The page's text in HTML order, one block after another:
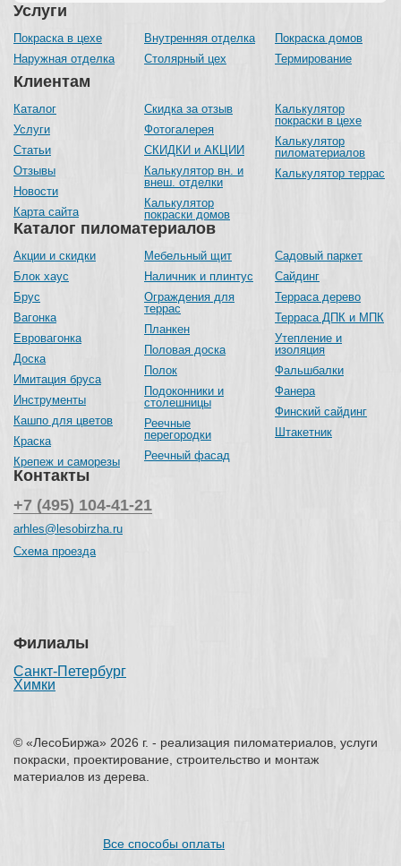
Каталог пиломатериалов
Акции и скидки
Блок хаус
Брус
Вагонка
Евровагонка
Доска
Имитация бруса
Инструменты
Кашпо для цветов
Краска
Крепеж и саморезы
Мебельный щит
Наличник и плинтус
Ограждения для
террас
Планкен
Половая доска
Полок
Подоконники и
столешницы
Реечные
перегородки
Реечный фасад
Садовый паркет
Сайдинг
Терраса дерево
Терраса ДПК и МПК
Утепление и
изоляция
Фальшбалки
Фанера
Финский сайдинг
Штакетник
Услуги
Покраска в цехе
Наружная отделка
Внутренняя отделка
Столярный цех
Покраска домов
Термирование
Клиентам
Каталог
Услуги
Статьи
Отзывы
Новости
Карта сайта
Скидка за отзыв
Фотогалерея
СКИДКИ и АКЦИИ
Калькулятор вн. и
внеш. отделки
Калькулятор
покраски домов
Калькулятор
покраски в цехе
Калькулятор
пиломатериалов
Калькулятор террас
Контакты
+7 (495) 104-41-21
arhles@lesobirzha.ru
Схема проезда
Филиалы
Санкт-Петербург
Химки
© «ЛесоБиржа» 2026 г. - реализация пиломатериалов, услуги
покраски, проектирование, строительство и монтаж
материалов из дерева.
Все способы оплаты